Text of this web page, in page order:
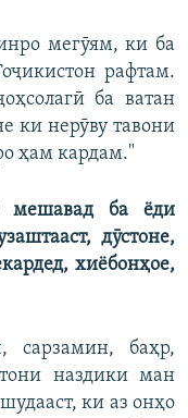
мегӯям, ки ба
рафтам.
ба ватан
ки нерӯву тавони
ҳам кардам."
мешавад ба ёди
дӯстоне,
хиёбонҳое,
сарзамин, баҳр,
наздики ман
ки аз онҳо